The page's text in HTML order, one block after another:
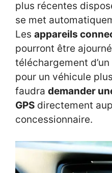
plus récentes
se met
Les appareils
pourront être
téléchargement
pour un véhicule
faudra demander
GPS directement
concessionnaire.